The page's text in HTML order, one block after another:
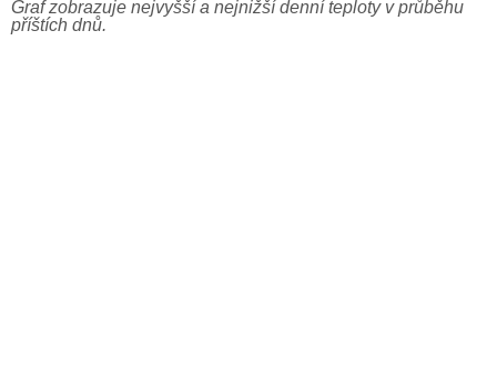
Graf zobrazuje nejvyšší a nejnižší denní teploty v průběhu
příštích dnů.